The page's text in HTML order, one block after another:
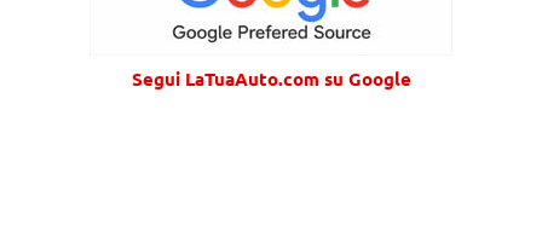
Segui LaTuaAuto.com su Google